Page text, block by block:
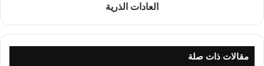
العادات الذرية
مقالات ذات صلة